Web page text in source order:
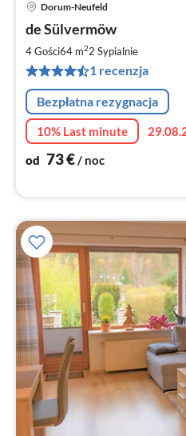
Dorum-Neufeld
de Sülvermöw
4 Gości64 m22 Sypialnie
1 recenzja
Bezpłatna rezygnacja
10% Last minute
od 73€/ noc